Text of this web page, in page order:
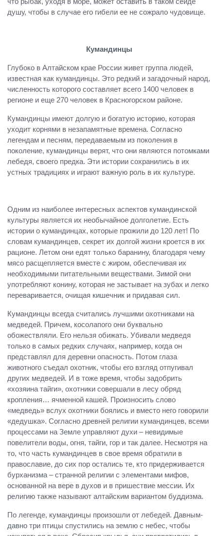
душу, чтобы в случае его гибели ее не сожрало чудовище.
Кумандинцы
Глубоко в Алтайском крае России живет группа людей,
известная как кумандинцы. Это редкий и загадочный народ,
численность которого составляет всего 1400 человек в
регионе и еще 270 человек в Красногорском районе.
Кумандинцы имеют долгую и богатую историю, которая
уходит корнями в незапамятные времена. Согласно
легендам и песням, передаваемым из поколения в
поколение, кумандинцы верят, что они являются потомками
лебедя, своего предка. Эти истории сохранились в их
устных традициях и играют важную роль в их культуре.
Одним из наиболее интересных аспектов кумандинской
культуры является их необычайное долголетие. Есть
истории о кумандинцах, которые прожили до 120 лет! По
словам кумандинцев, секрет их долгой жизни кроется в их
рационе. Летом они едят только баранину, благодаря чему
мясо расщепляется вместе с жиром, обеспечивая их
необходимыми питательными веществами. Зимой они
употребляют конину, которая не застывает на зубах и легко
переваривается, очищая кишечник и придавая сил.
Кумандинцы всегда считались лучшими охотниками на
медведей. Причем, косолапого они буквально
обожествляли. Его нельзя обижать. Убивали медведя
только в самых редких случаях, например, когда он
представлял для деревни опасность. Потом глаза
животного съедал охотник, чтобы его взгляд отпугивал
других медведей. И в тоже время, чтобы задобрить
«хозяина тайги», охотники совершали в лесу обряд
кропления… ячменной кашей. Произносить слово
«медведь» вслух охотники боялись и вместо него говорили
«дедушка». Согласно древней религии кумандинцев, всеми
процессами на Земле управляют духи – невидимые
повелители воды, огня, тайги, гор и так далее. Несмотря на
то, что часть кумандинцев в свое время обратили в
православие, до сих пор остались те, кто придерживается
бурханизма – странной религии с элементами мифов,
основанной на вере в духов и в пришествие мессии. Их
религию также называют алтайским вариантом буддизма.
По легенде, кумандинцы произошли от лебедей. Давным-
давно три птицы спустились на землю с небес, чтобы